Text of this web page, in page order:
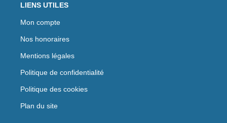
LIENS UTILES
Mon compte
Nos honoraires
Mentions légales
Politique de confidentialité
Politique des cookies
Plan du site